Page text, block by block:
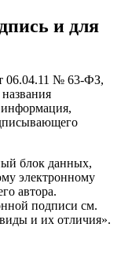
и для
06.04.11 № 63-ФЗ,
блок данных,
электронному
автора.
подписи см.
и их отличия».